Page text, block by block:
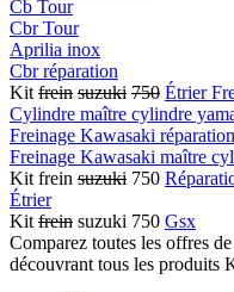
Cb Tour
Cbr Tour
Aprilia inox
Cbr réparation
Kit frein suzuki 750 Étrier
Cylindre maître cylindre
Freinage Kawasaki réparation
Freinage Kawasaki maître
Kit frein suzuki 750
Étrier
Kit frein suzuki 750 Gsx
Comparez toutes les offres
découvrant tous les produits